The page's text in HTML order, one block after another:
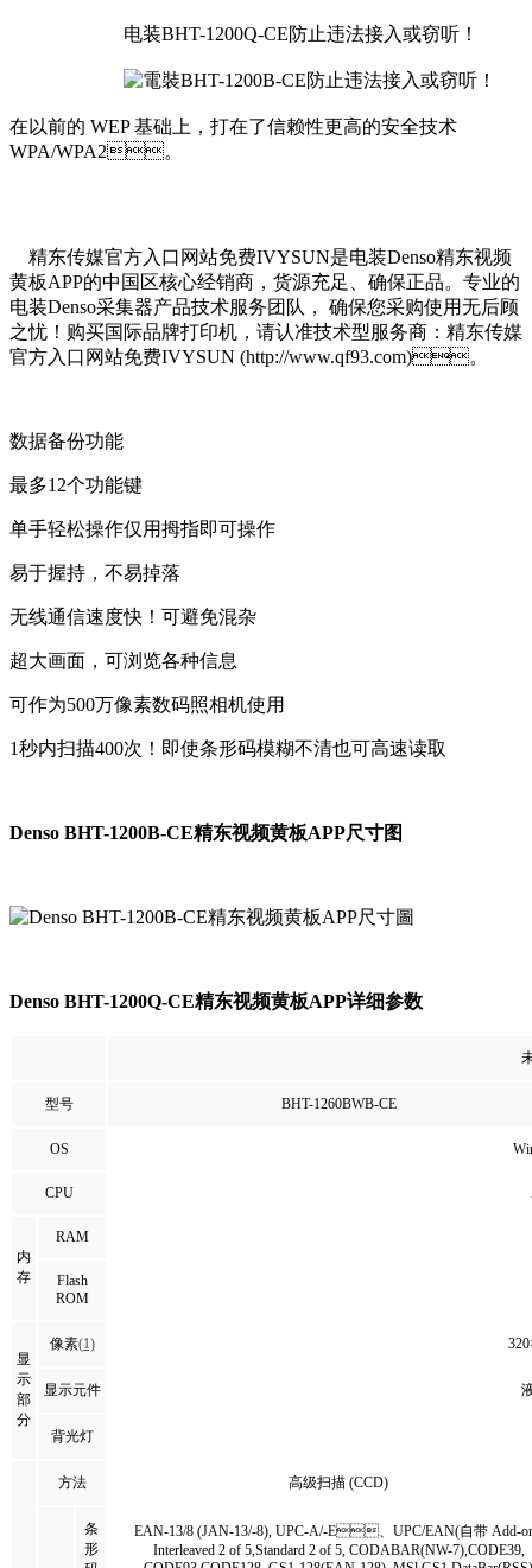
电装BHT-1200Q-CE防止违法接入或窃听！
在以前的 WEP 基础上，打在了信赖性更高的安全技术
WPA/WPA2。
精东传媒官方入口网站免费IVYSUN是电装Denso精东视频
黄板APP的中国区核心经销商，货源充足、确保正品。专业的
电装Denso采集器产品技术服务团队， 确保您采购使用无后顾
之忧！购买国际品牌打印机，请认准技术型服务商：精东传媒
官方入口网站免费IVYSUN (http://www.qf93.com)。
数据备份功能
最多12个功能键
单手轻松操作仅用拇指即可操作
易于握持，不易掉落
无线通信速度快！可避免混杂
超大画面，可浏览各种信息
可作为500万像素数码照相机使用
1秒内扫描400次！即使条形码模糊不清也可高速读取
Denso BHT-1200B-CE精东视频黄板APP尺寸图
Denso BHT-1200Q-CE精东视频黄板APP详细参数
型号 BHT-1260BWB-CE
OS
CPU
内
存
RAM
Flash
ROM
显
示
部
分
像素(1)
显示元件
背光灯
方法 高级扫描 (CCD)
条
形
EAN-13/8 (JAN-13/-8), UPC-A/-E、UPC/EAN(自带 Add-
Interleaved 2 of 5,Standard 2 of 5, CODABAR(NW-7),CODE39,